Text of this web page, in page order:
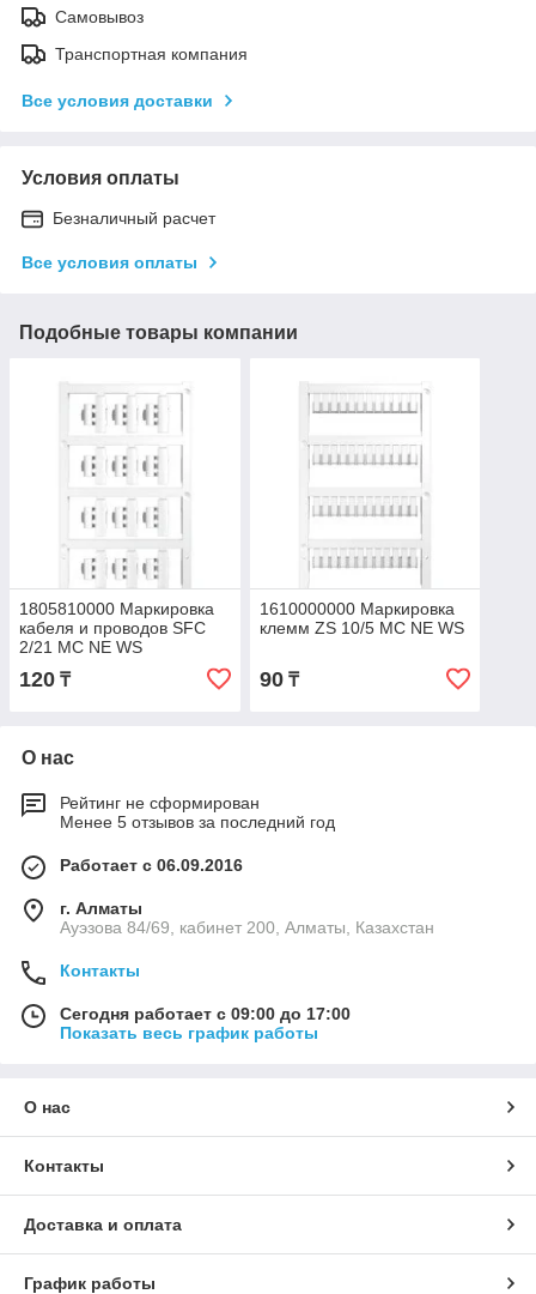
Самовывоз
Транспортная компания
Все условия доставки
Условия оплаты
Безналичный расчет
Все условия оплаты
Подобные товары компании
1805810000 Маркировка
кабеля и проводов SFC
2/21 MC NE WS
120 ₸
1610000000 Маркировка
клемм ZS 10/5 MC NE WS
90₸
О нас
Рейтинг не сформирован
Менее 5 отзывов за последний год
Работает с 06.09.2016
г. Алматы
Ауэзова 84/69, кабинет 200, Алматы, Казахстан
Контакты
Сегодня работает с 09:00 до 17:00
Показать весь график работы
О нас
Контакты
Доставка и оплата
График работы